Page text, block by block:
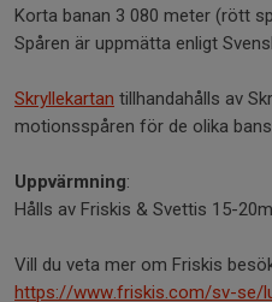
Korta banan 3 080 meter (rött
Spåren är uppmätta enligt
Skryllekartan tillhandahålls av
motionsspåren för de olika
Uppvärmning:
Hålls av Friskis & Svettis 15-
Vill du veta mer om Friskis
https://www.friskis.com/sv-se/